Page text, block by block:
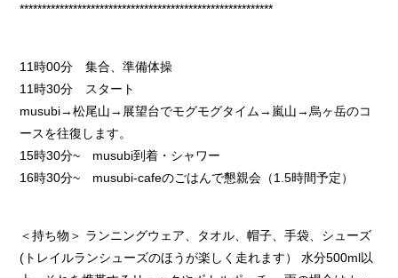
*********************************************************
11時00分 集合、準備体操
11時30分 スタート
musubi→松尾山→展望台でモグモグタイム→嵐山→烏ヶ岳のコ
ースを往復します。
15時30分~ musubi到着・シャワー
16時30分~ musubi-cafeのごはんで懇親会（1.5時間予定）
＜持ち物＞ ランニングウェア、タオル、帽子、手袋、シューズ
(トレイルランシューズのほうが楽しく走れます） 水分500ml以